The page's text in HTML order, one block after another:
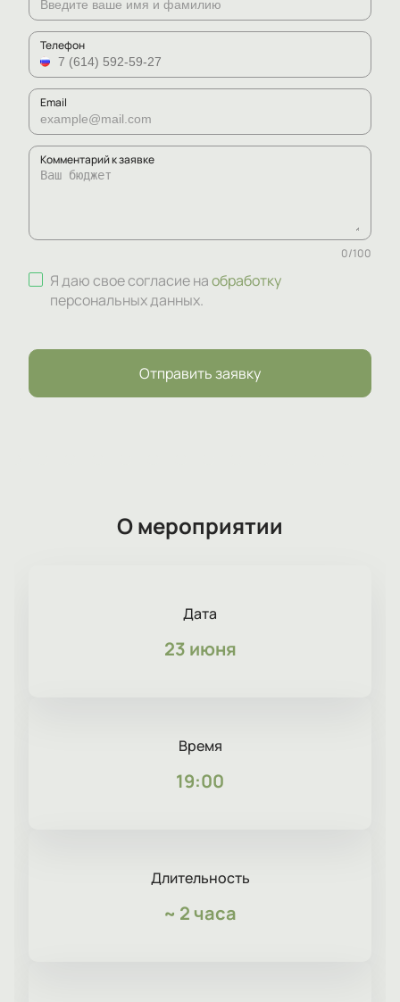
Телефон
Email
Комментарий к заявке
0/100
Я даю свое согласие наобработку
персональных данных.
Отправить заявку
О мероприятии
Дата
23 июня
Время
19:00
Длительность
~ 2 часа